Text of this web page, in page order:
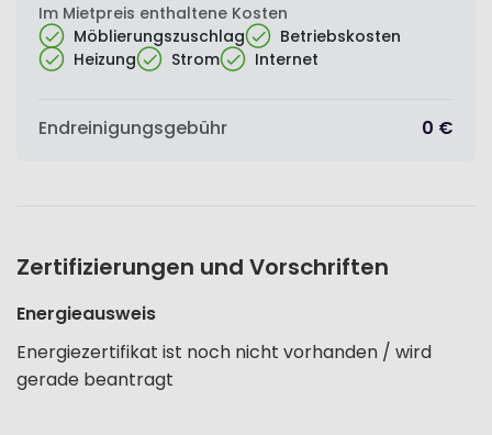
Im Mietpreis enthaltene Kosten
Möblierungszuschlag
Betriebskosten
Heizung
Strom Internet
Endreinigungsgebühr 0 €
Zertifizierungen und Vorschriften
Energieausweis
Energiezertifikat ist noch nicht vorhanden / wird
gerade beantragt